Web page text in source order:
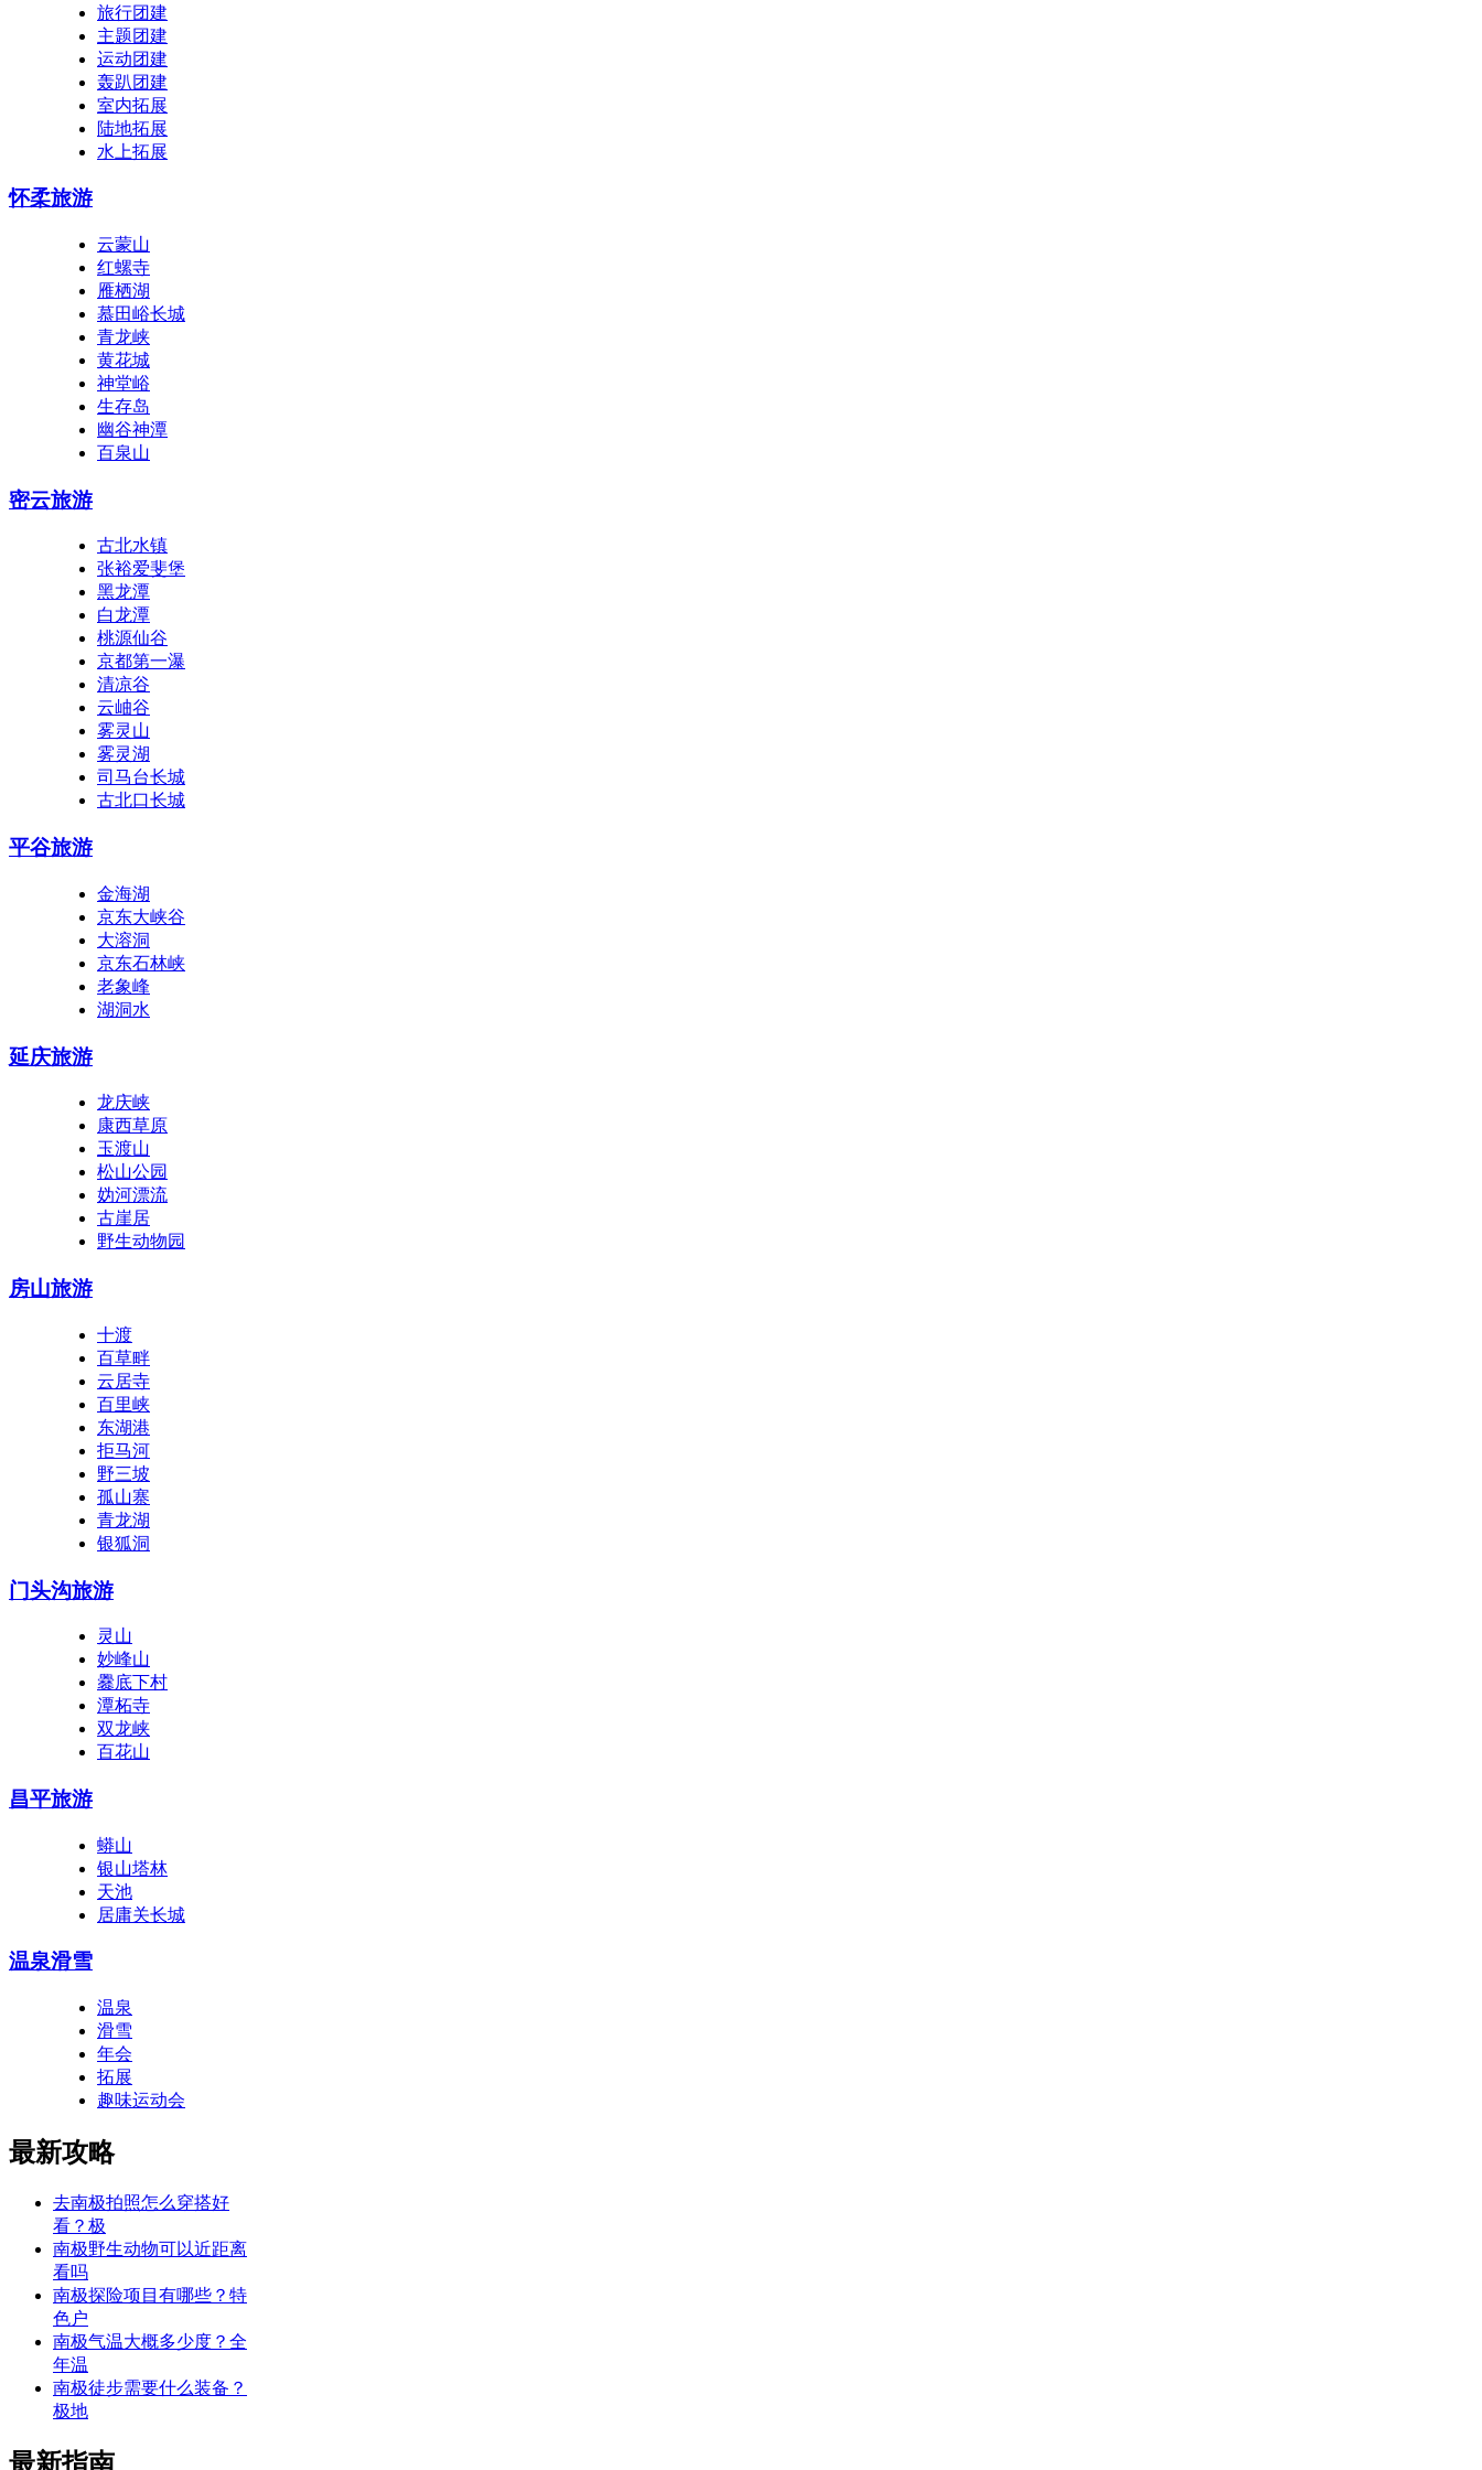
旅行团建
主题团建
运动团建
轰趴团建
室内拓展
陆地拓展
水上拓展
怀柔旅游
云蒙山
红螺寺
雁栖湖
慕田峪长城
青龙峡
黄花城
神堂峪
生存岛
幽谷神潭
百泉山
密云旅游
古北水镇
张裕爱斐堡
黑龙潭
白龙潭
桃源仙谷
京都第一瀑
清凉谷
云岫谷
雾灵山
雾灵湖
司马台长城
古北口长城
平谷旅游
金海湖
京东大峡谷
大溶洞
京东石林峡
老象峰
湖洞水
延庆旅游
龙庆峡
康西草原
玉渡山
松山公园
妫河漂流
古崖居
野生动物园
房山旅游
十渡
百草畔
云居寺
百里峡
东湖港
拒马河
野三坡
孤山寨
青龙湖
银狐洞
门头沟旅游
灵山
妙峰山
爨底下村
潭柘寺
双龙峡
百花山
昌平旅游
蟒山
银山塔林
天池
居庸关长城
温泉滑雪
温泉
滑雪
年会
拓展
趣味运动会
最新攻略
去南极拍照怎么穿搭好
看？极
南极野生动物可以近距离
看吗
南极探险项目有哪些？特
色户
南极气温大概多少度？全
年温
南极徒步需要什么装备？
极地
最新指南